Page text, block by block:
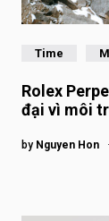
Time
Rolex
đại vì môi
by Nguyen Hon